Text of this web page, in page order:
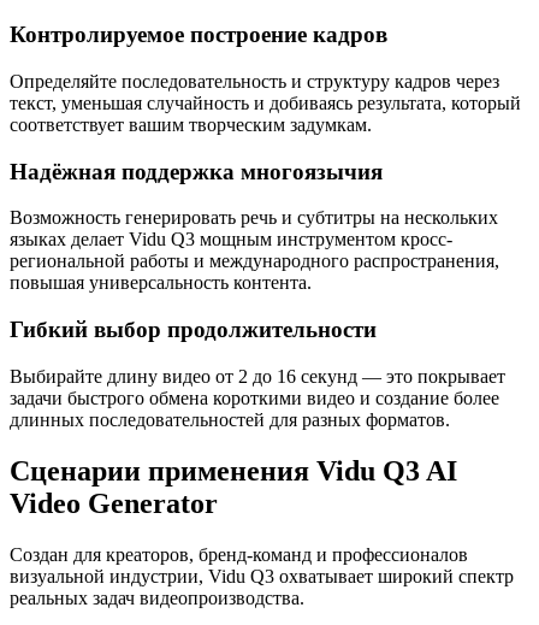
Контролируемое построение кадров
Определяйте последовательность и структуру кадров через
текст, уменьшая случайность и добиваясь результата, который
соответствует вашим творческим задумкам.
Надёжная поддержка многоязычия
Возможность генерировать речь и субтитры на нескольких
языках делает Vidu Q3 мощным инструментом кросс-
региональной работы и международного распространения,
повышая универсальность контента.
Гибкий выбор продолжительности
Выбирайте длину видео от 2 до 16 секунд — это покрывает
задачи быстрого обмена короткими видео и создание более
длинных последовательностей для разных форматов.
Сценарии применения Vidu Q3 AI
Video Generator
Создан для креаторов, бренд-команд и профессионалов
визуальной индустрии, Vidu Q3 охватывает широкий спектр
реальных задач видеопроизводства.